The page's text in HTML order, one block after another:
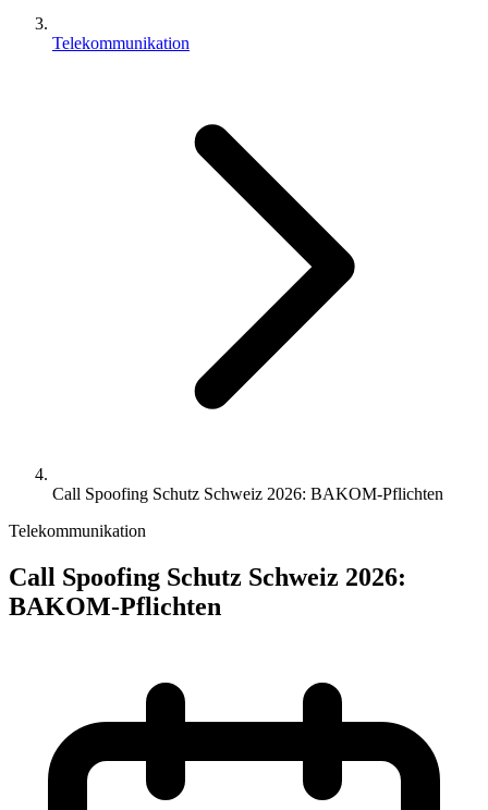
Telekommunikation
Call Spoofing Schutz Schweiz 2026: BAKOM-Pflichten
Telekommunikation
Call Spoofing Schutz Schweiz 2026:
BAKOM-Pflichten